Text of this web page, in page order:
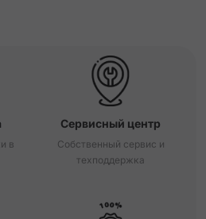
в
Сервисный центр
Собственный сервис и
техподдержка